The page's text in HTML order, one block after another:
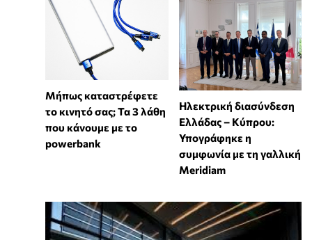
Μήπως καταστρέφετε
το κινητό σας; Τα 3 λάθη
που κάνουμε με το
powerbank
Ηλεκτρική διασύνδεση
Ελλάδας – Κύπρου:
Υπογράφηκε η
συμφωνία με τη γαλλική
Meridiam